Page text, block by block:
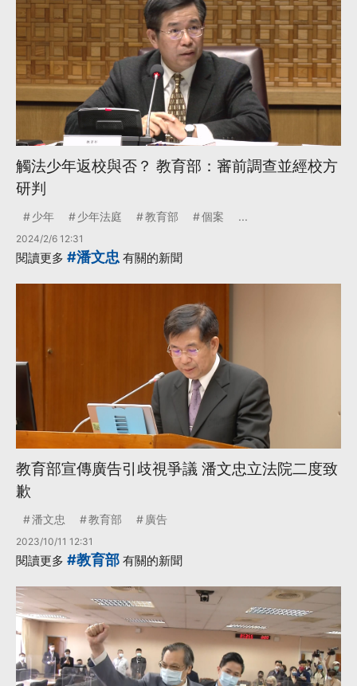
觸法少年返校與否？ 教育部：審前調查並經校方
研判
少年 少年法庭 教育部 個案 ...
2024/2/6 12:31
閱讀更多 #潘文忠 有關的新聞
教育部宣傳廣告引歧視爭議 潘文忠立法院二度致
歉
潘文忠 教育部 廣告
2023/10/11 12:31
閱讀更多 #教育部 有關的新聞